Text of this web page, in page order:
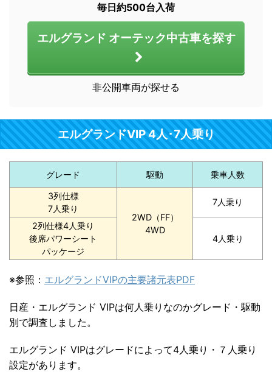
毎日約500台入荷
エルグランド オーテック中古車を探す
非公開車両が探せる
エルグランドVIP 4人･7人乗り
グレード 駆動 乗車人数
3列仕様
7人乗り
2WD（FF）
4WD
7人乗り
2列仕様4人乗り
後席パワーシート
パッケージ
4人乗り
※参照： エルグランドVIPの主要諸元表PDF
日産・エルグランド VIPは何人乗りなのかグレード・駆動
別で調査しました。
エルグランド VIPはグレードによって4人乗り・７人乗り
設定があります。